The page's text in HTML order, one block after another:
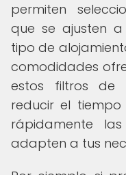
permiten
que se ajusten
tipo de
comodidades
estos filtros de
reducir el
rápidamente
adapten a tus